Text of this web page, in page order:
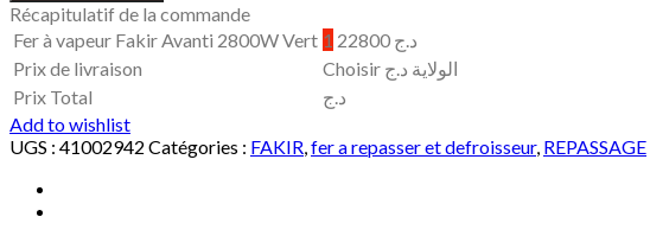
Récapitulatif de la commande
Fer à vapeur Fakir Avanti 2800W Vert 1 22800 د.ج
Prix de livraison
Choisir الولاية د.ج
Prix Total
د.ج
Add to wishlist
UGS : 41002942 Catégories : FAKIR,fer a repasser et defroisseur, REPASSAGE